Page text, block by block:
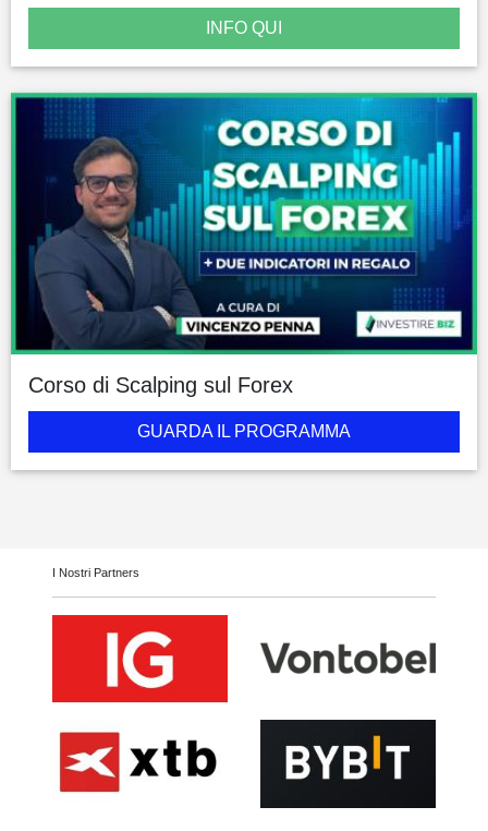
INFO QUI
Corso di Scalping sul Forex
GUARDA IL PROGRAMMA
I Nostri Partners